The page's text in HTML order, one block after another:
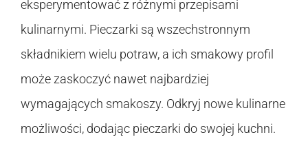
eksperymentować z różnymi przepisami
kulinarnymi. Pieczarki są wszechstronnym
składnikiem wielu potraw, a ich smakowy profil
może zaskoczyć nawet najbardziej
wymagających smakoszy. Odkryj nowe kulinarne
możliwości, dodając pieczarki do swojej kuchni.